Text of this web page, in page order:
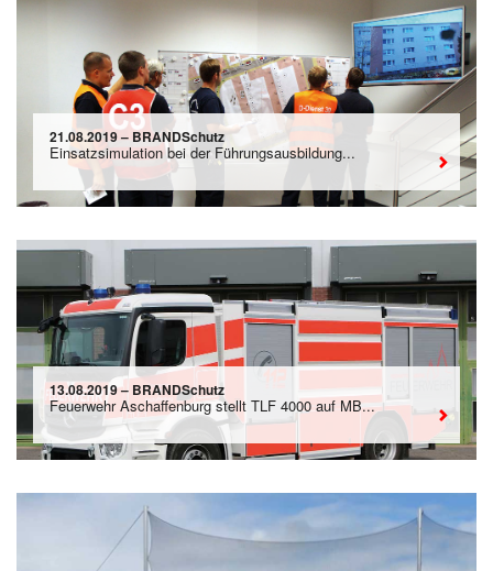
21.08.2019 – BRANDSchutz
Einsatzsimulation bei der Führungsausbildung...
13.08.2019 – BRANDSchutz
Feuerwehr Aschaffenburg stellt TLF 4000 auf MB...